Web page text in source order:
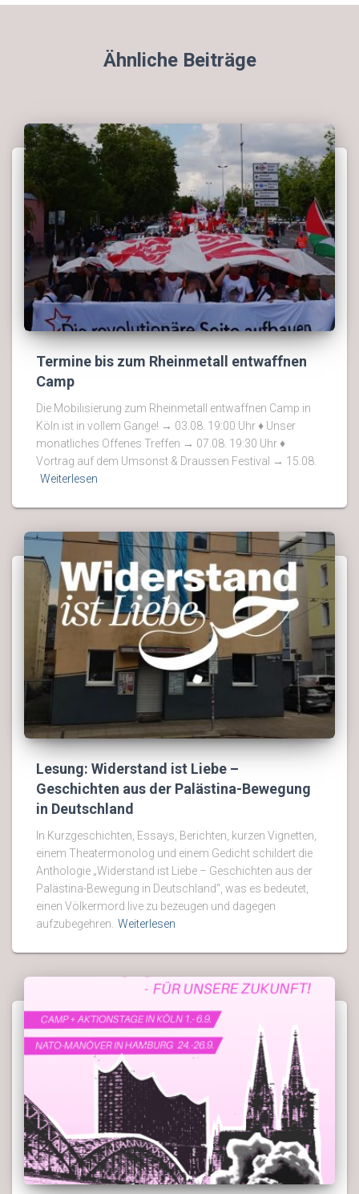
Ähnliche Beiträge
Termine bis zum Rheinmetall entwaffnen
Camp
Die Mobilisierung zum Rheinmetall entwaffnen Camp in
Köln ist in vollem Gange! → 03.08. 19:00 Uhr ♦ Unser
monatliches Offenes Treffen → 07.08. 19:30 Uhr ♦
Vortrag auf dem Umsonst & Draussen Festival → 15.08.
Weiterlesen
Lesung: Widerstand ist Liebe –
Geschichten aus der Palästina-Bewegung
in Deutschland
In Kurzgeschichten, Essays, Berichten, kurzen Vignetten,
einem Theatermonolog und einem Gedicht schildert die
Anthologie „Widerstand ist Liebe – Geschichten aus der
Palästina-Bewegung in Deutschland“, was es bedeutet,
einen Völkermord live zu bezeugen und dagegen
aufzubegehren. Weiterlesen